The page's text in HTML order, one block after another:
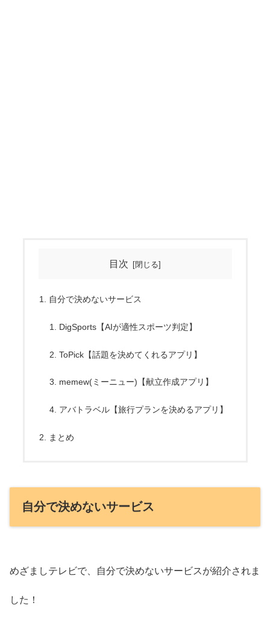
目次
自分で決めないサービス
DigSports【AIが適性スポーツ判定】
ToPick【話題を決めてくれるアプリ】
memew(ミーニュー)【献立作成アプリ】
アバトラベル【旅行プランを決めるアプリ】
まとめ
自分で決めないサービス
めざましテレビで、自分で決めないサービスが紹介されま
した！